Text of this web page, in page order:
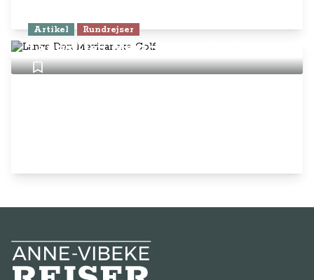
Artikel Rundrejser
Langs Den Mexicanske Golf
Anne-Vibeke Rejser